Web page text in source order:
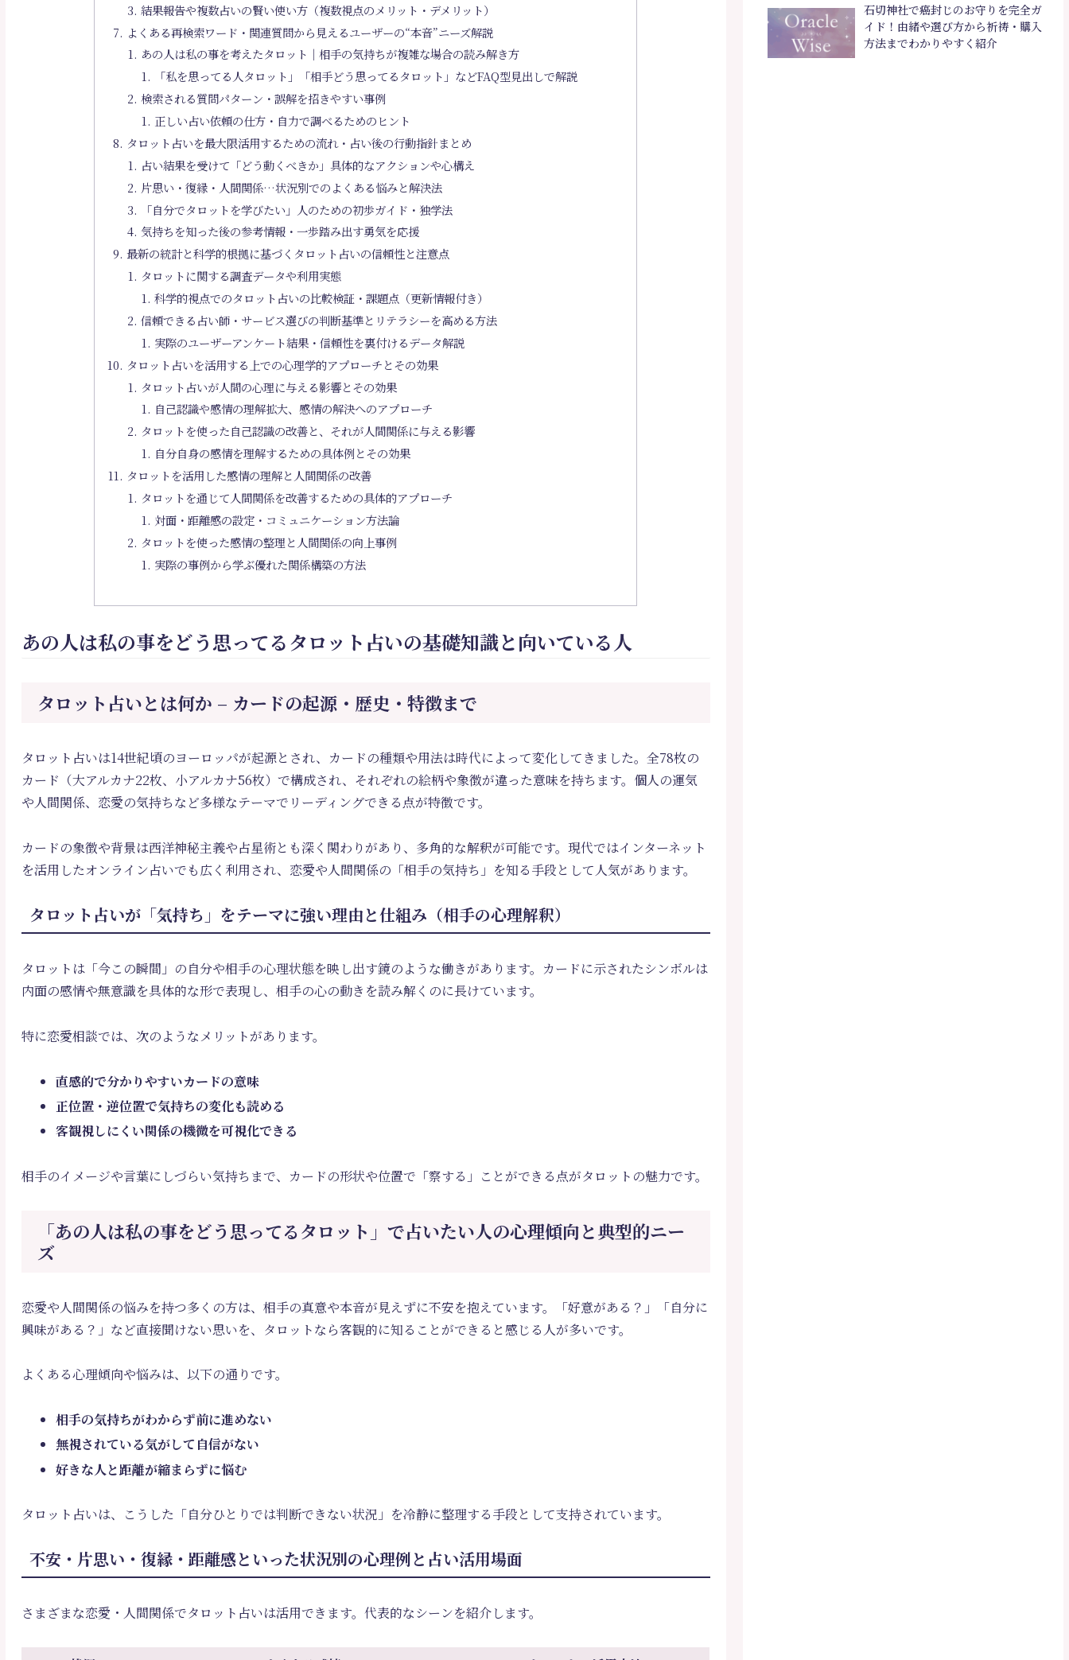
結果報告や複数占いの賢い使い方（複数視点のメリット・デメリット）
よくある再検索ワード・関連質問から見えるユーザーの“本音”ニーズ解説
あの人は私の事を考えたタロット｜相手の気持ちが複雑な場合の読み解き方
「私を思ってる人タロット」「相手どう思ってるタロット」などFAQ型見出しで解説
検索される質問パターン・誤解を招きやすい事例
正しい占い依頼の仕方・自力で調べるためのヒント
タロット占いを最大限活用するための流れ・占い後の行動指針まとめ
占い結果を受けて「どう動くべきか」具体的なアクションや心構え
片思い・復縁・人間関係…状況別でのよくある悩みと解決法
「自分でタロットを学びたい」人のための初歩ガイド・独学法
気持ちを知った後の参考情報・一歩踏み出す勇気を応援
最新の統計と科学的根拠に基づくタロット占いの信頼性と注意点
タロットに関する調査データや利用実態
科学的視点でのタロット占いの比較検証・課題点（更新情報付き）
信頼できる占い師・サービス選びの判断基準とリテラシーを高める方法
実際のユーザーアンケート結果・信頼性を裏付けるデータ解説
タロット占いを活用する上での心理学的アプローチとその効果
タロット占いが人間の心理に与える影響とその効果
自己認識や感情の理解拡大、感情の解決へのアプローチ
タロットを使った自己認識の改善と、それが人間関係に与える影響
自分自身の感情を理解するための具体例とその効果
タロットを活用した感情の理解と人間関係の改善
タロットを通じて人間関係を改善するための具体的アプローチ
対面・距離感の設定・コミュニケーション方法論
タロットを使った感情の整理と人間関係の向上事例
実際の事例から学ぶ優れた関係構築の方法
あの人は私の事をどう思ってるタロット占いの基礎知識と向いている人
タロット占いとは何か – カードの起源・歴史・特徴まで
タロット占いは14世紀頃のヨーロッパが起源とされ、カードの種類や用法は時代によって変化してきました。全78枚の
カード（大アルカナ22枚、小アルカナ56枚）で構成され、それぞれの絵柄や象徴が違った意味を持ちます。個人の運気
や人間関係、恋愛の気持ちなど多様なテーマでリーディングできる点が特徴です。
カードの象徴や背景は西洋神秘主義や占星術とも深く関わりがあり、多角的な解釈が可能です。現代ではインターネット
を活用したオンライン占いでも広く利用され、恋愛や人間関係の「相手の気持ち」を知る手段として人気があります。
タロット占いが「気持ち」をテーマに強い理由と仕組み（相手の心理解釈）
タロットは「今この瞬間」の自分や相手の心理状態を映し出す鏡のような働きがあります。カードに示されたシンボルは
内面の感情や無意識を具体的な形で表現し、相手の心の動きを読み解くのに長けています。
特に恋愛相談では、次のようなメリットがあります。
直感的で分かりやすいカードの意味
正位置・逆位置で気持ちの変化も読める
客観視しにくい関係の機微を可視化できる
相手のイメージや言葉にしづらい気持ちまで、カードの形状や位置で「察する」ことができる点がタロットの魅力です。
「あの人は私の事をどう思ってるタロット」で占いたい人の心理傾向と典型的ニー
ズ
恋愛や人間関係の悩みを持つ多くの方は、相手の真意や本音が見えずに不安を抱えています。「好意がある？」「自分に
興味がある？」など直接聞けない思いを、タロットなら客観的に知ることができると感じる人が多いです。
よくある心理傾向や悩みは、以下の通りです。
相手の気持ちがわからず前に進めない
無視されている気がして自信がない
好きな人と距離が縮まらずに悩む
タロット占いは、こうした「自分ひとりでは判断できない状況」を冷静に整理する手段として支持されています。
不安・片思い・復縁・距離感といった状況別の心理例と占い活用場面
さまざまな恋愛・人間関係でタロット占いは活用できます。代表的なシーンを紹介します。
石切神社で癌封じのお守りを完全ガ
イド！由緒や選び方から祈祷・購入
方法までわかりやすく紹介